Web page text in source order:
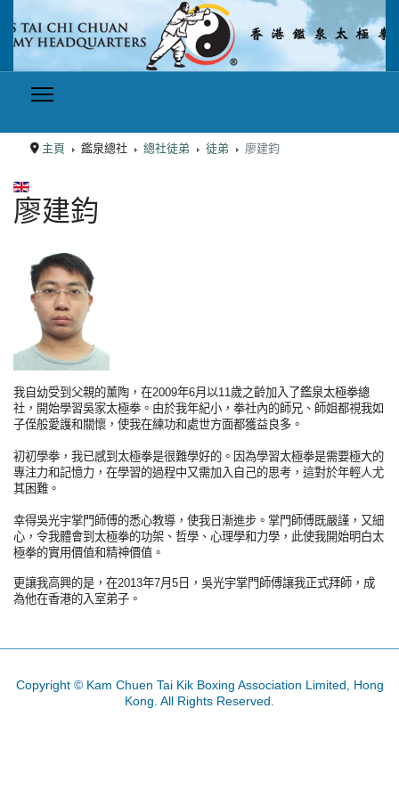
主頁 鑑泉總社 總社徒弟 徒弟 廖建鈞
選擇你的語言
廖建鈞
我自幼受到父親的薰陶，在2009年6月以11歲之齡加入了鑑泉太極拳總
社，開始學習吳家太極拳。由於我年紀小，拳社內的師兄、師姐都視我如
子侄般愛護和關懷，使我在練功和處世方面都獲益良多。
初初學拳，我已感到太極拳是很難學好的。因為學習太極拳是需要極大的
專注力和記憶力，在學習的過程中又需加入自己的思考，這對於年輕人尤
其困難。
幸得吳光宇掌門師傅的悉心教導，使我日漸進步。掌門師傅既嚴謹，又細
心，令我體會到太極拳的功架、哲學、心理學和力學，此使我開始明白太
極拳的實用價值和精神價值。
更讓我高興的是，在2013年7月5日，吳光宇掌門師傅讓我正式拜師，成
為他在香港的入室弟子。
Copyright © Kam Chuen Tai Kik Boxing Association Limited, Hong
Kong. All Rights Reserved.